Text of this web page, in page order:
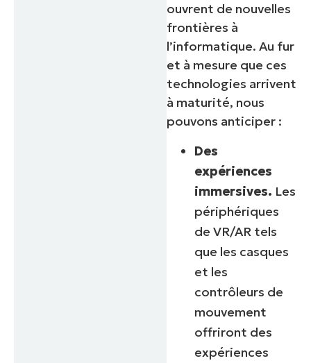
ouvrent de nouvelles
frontières à
l’informatique. Au fur
et à mesure que ces
technologies arrivent
à maturité, nous
pouvons anticiper :
Des
expériences
immersives. Les
périphériques
de VR/AR tels
que les casques
et les
contrôleurs de
mouvement
offriront des
expériences